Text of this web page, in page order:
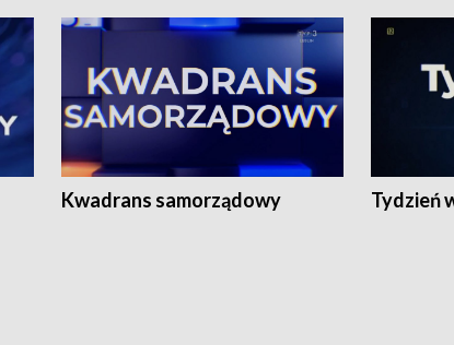
Kwadrans samorządowy Tydzień